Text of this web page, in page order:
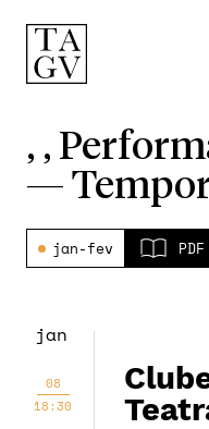
, ,
—
jan-fev PDF
jan
08
18:30